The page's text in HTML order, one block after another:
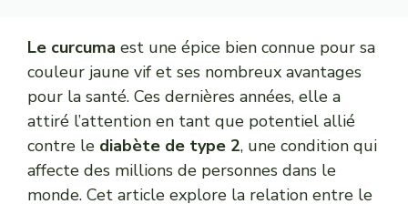
Le curcuma est une épice bien connue pour sa
couleur jaune vif et ses nombreux avantages
pour la santé. Ces dernières années, elle a
attiré l’attention en tant que potentiel allié
contre le diabète de type 2, une condition qui
affecte des millions de personnes dans le
monde. Cet article explore la relation entre le